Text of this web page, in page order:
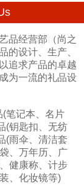
品经营部（尚之
的设计、生产、
追求产品的卓越
为一流的礼品设
(笔记本、名片
(钥匙扣、无纺
(雨伞、清洁套
、万年历、广
健康称、计步
、化妆镜等)